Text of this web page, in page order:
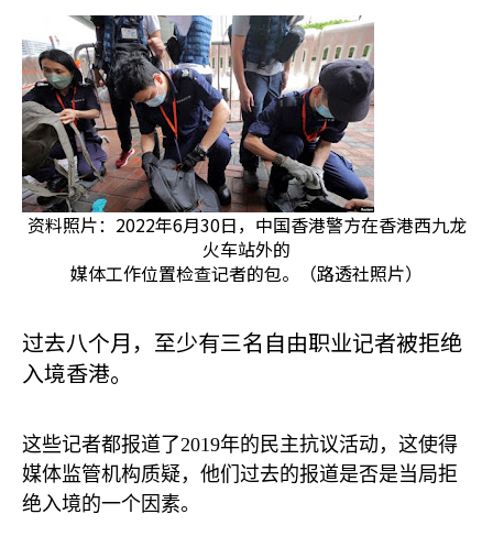
资料照片：2022年6月30日，中国香港警方在香港西九龙
火车站外的
媒体工作位置检查记者的包。（路透社照片）
过去八个月，至少有三名自由职业记者被拒绝
入境香港。
这些记者都报道了2019年的民主抗议活动，这使得
媒体监管机构质疑，他们过去的报道是否是当局拒
绝入境的一个因素。